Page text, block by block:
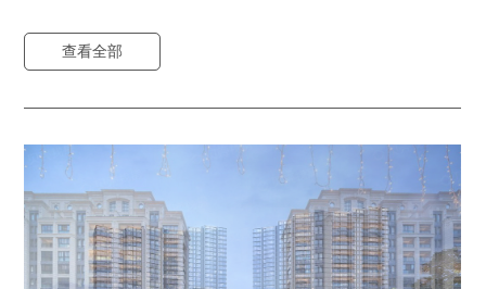
查看全部
查看全部
查看全部
查看全部
查看全部
查看全部
查看全部
查看全部
查看全部
查看全部
查看全部